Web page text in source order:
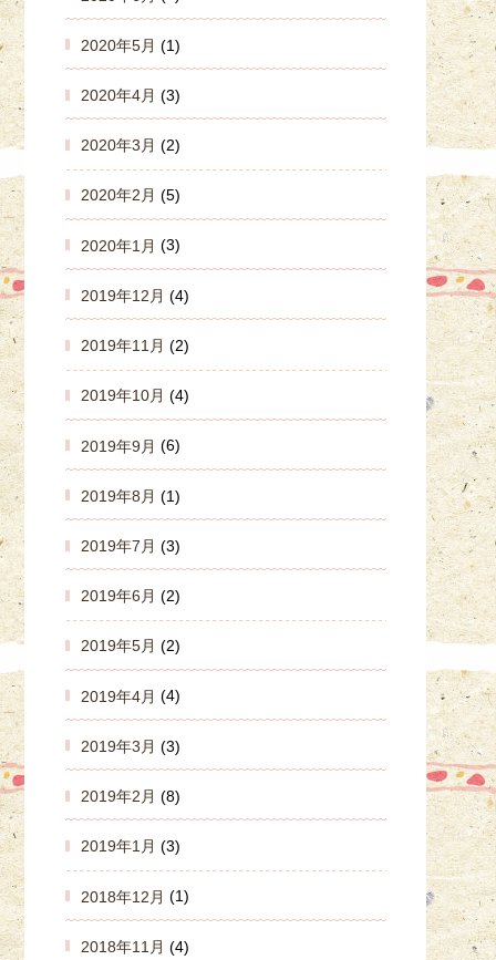
2020年5月 (1)
2020年4月 (3)
2020年3月 (2)
2020年2月 (5)
2020年1月 (3)
2019年12月 (4)
2019年11月 (2)
2019年10月 (4)
2019年9月 (6)
2019年8月 (1)
2019年7月 (3)
2019年6月 (2)
2019年5月 (2)
2019年4月 (4)
2019年3月 (3)
2019年2月 (8)
2019年1月 (3)
2018年12月 (1)
2018年11月 (4)